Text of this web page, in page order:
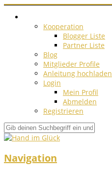
Kooperation
Blogger Liste
Partner Liste
Blog
Mitglieder Profile
Anleitung hochladen
Login
Mein Profil
Abmelden
Registrieren
Navigation